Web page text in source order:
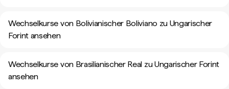
Wechselkurse von Bolivianischer Boliviano zu Ungarischer
Forint ansehen
Wechselkurse von Brasilianischer Real zu Ungarischer Forint
ansehen